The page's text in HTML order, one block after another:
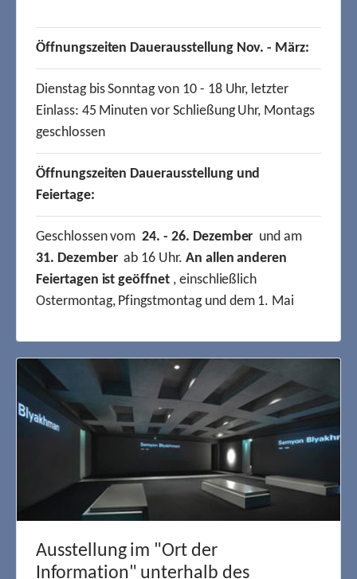
Ausstellung im "Ort der
Information" unterhalb des
Öffnungszeiten Dauerausstellung Nov. - März:
Dienstag bis Sonntag von 10 - 18 Uhr, letzter
Einlass: 45 Minuten vor Schließung Uhr, Montags
geschlossen
Öffnungszeiten Dauerausstellung und
Feiertage:
Geschlossen vom24. - 26. Dezember und am
31. Dezemberab 16 Uhr. An allen anderen
Feiertagen ist geöffnet, einschließlich
Ostermontag, Pfingstmontag und dem 1. Mai